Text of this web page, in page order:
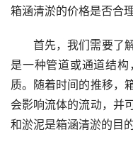
箱涵清淤的价格是否合
首先，我们需要了
是一种管道或通道结
质。随着时间的推移，
会影响流体的流动，并
和淤泥是箱涵清淤的目的